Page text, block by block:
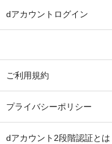
dアカウントログイン
ご利用規約
プライバシーポリシー
dアカウント2段階認証とは